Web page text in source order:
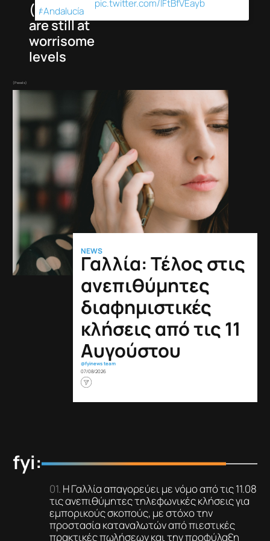
( #Andalucía
are still at
worrisome
levels
pic.twitter.com/IFtBfVEayb
(Pexels)
NEWS
Γαλλία: Τέλος στις
ανεπιθύμητες
διαφημιστικές
κλήσεις από τις 11
Αυγούστου
@fyinews team
07/08/2026
fyi:
Η Γαλλία απαγορεύει με νόμο από τις 11.08
τις ανεπιθύμητες τηλεφωνικές κλήσεις για
εμπορικούς σκοπούς, με στόχο την
προστασία καταναλωτών από πιεστικές
πρακτικές πωλήσεων και την προφύλαξη